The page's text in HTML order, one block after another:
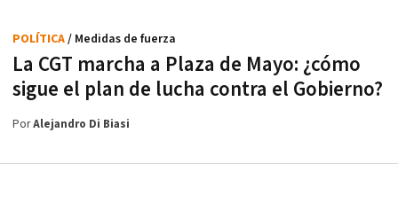
La CGT marcha a Plaza de Mayo: ¿cómo
sigue el plan de lucha contra el Gobierno?
POLÍTICA/ Medidas de fuerza
PorAlejandro Di Biasi